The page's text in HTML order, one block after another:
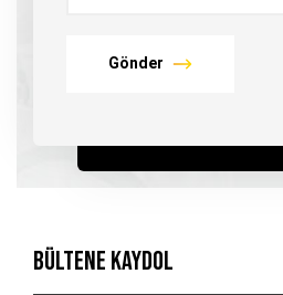
Gönder
Bültene Kaydol